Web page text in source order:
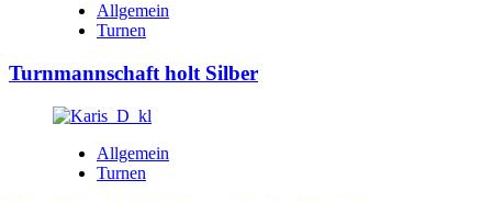
Allgemein
Turnen
Turnmannschaft holt Silber
Allgemein
Turnen